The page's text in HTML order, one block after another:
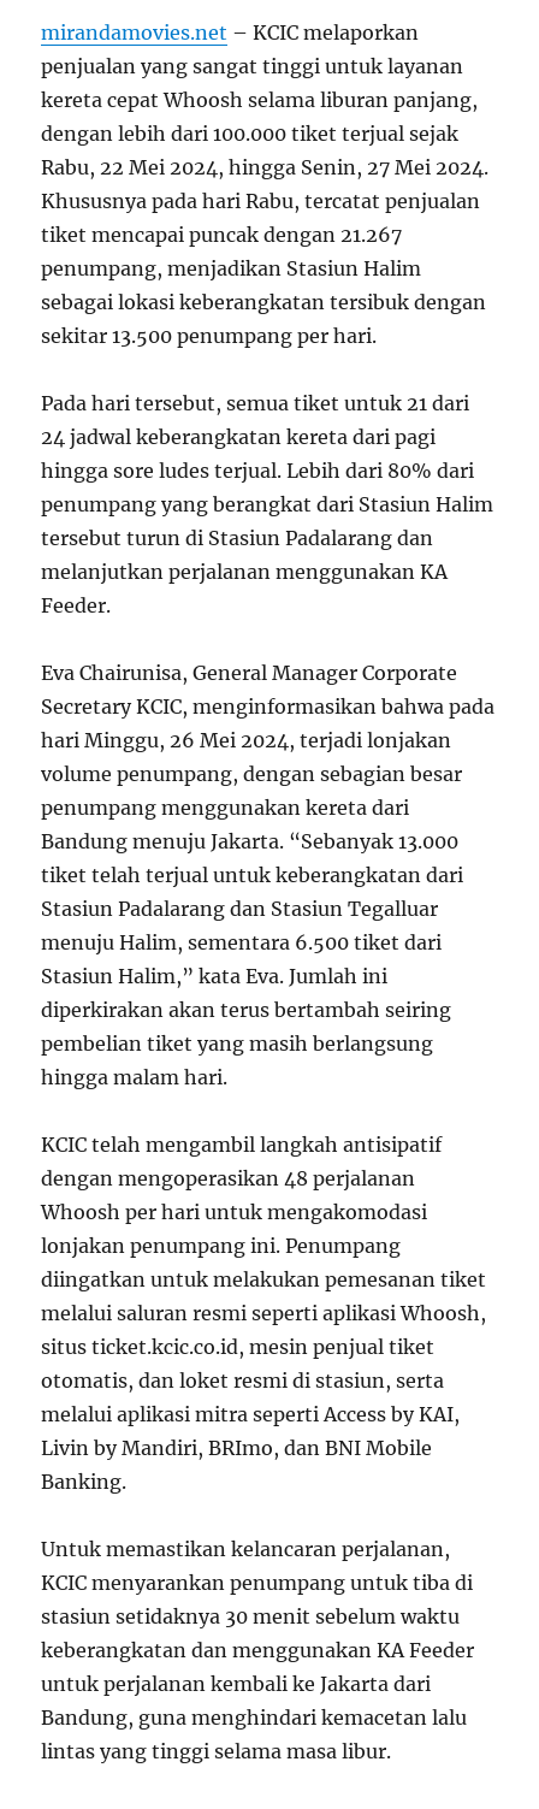
mirandamovies.net – KCIC melaporkan
penjualan yang sangat tinggi untuk layanan
kereta cepat Whoosh selama liburan panjang,
dengan lebih dari 100.000 tiket terjual sejak
Rabu, 22 Mei 2024, hingga Senin, 27 Mei 2024.
Khususnya pada hari Rabu, tercatat penjualan
tiket mencapai puncak dengan 21.267
penumpang, menjadikan Stasiun Halim
sebagai lokasi keberangkatan tersibuk dengan
sekitar 13.500 penumpang per hari.
Pada hari tersebut, semua tiket untuk 21 dari
24 jadwal keberangkatan kereta dari pagi
hingga sore ludes terjual. Lebih dari 80% dari
penumpang yang berangkat dari Stasiun Halim
tersebut turun di Stasiun Padalarang dan
melanjutkan perjalanan menggunakan KA
Feeder.
Eva Chairunisa, General Manager Corporate
Secretary KCIC, menginformasikan bahwa pada
hari Minggu, 26 Mei 2024, terjadi lonjakan
volume penumpang, dengan sebagian besar
penumpang menggunakan kereta dari
Bandung menuju Jakarta. “Sebanyak 13.000
tiket telah terjual untuk keberangkatan dari
Stasiun Padalarang dan Stasiun Tegalluar
menuju Halim, sementara 6.500 tiket dari
Stasiun Halim,” kata Eva. Jumlah ini
diperkirakan akan terus bertambah seiring
pembelian tiket yang masih berlangsung
hingga malam hari.
KCIC telah mengambil langkah antisipatif
dengan mengoperasikan 48 perjalanan
Whoosh per hari untuk mengakomodasi
lonjakan penumpang ini. Penumpang
diingatkan untuk melakukan pemesanan tiket
melalui saluran resmi seperti aplikasi Whoosh,
situs ticket.kcic.co.id, mesin penjual tiket
otomatis, dan loket resmi di stasiun, serta
melalui aplikasi mitra seperti Access by KAI,
Livin by Mandiri, BRImo, dan BNI Mobile
Banking.
Untuk memastikan kelancaran perjalanan,
KCIC menyarankan penumpang untuk tiba di
stasiun setidaknya 30 menit sebelum waktu
keberangkatan dan menggunakan KA Feeder
untuk perjalanan kembali ke Jakarta dari
Bandung, guna menghindari kemacetan lalu
lintas yang tinggi selama masa libur.